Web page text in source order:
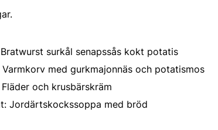
Bratwurst surkål senapssås kokt potatis
Varmkorv med gurkmajonnäs och potatismos
och krusbärskräm
Jordärtskockssoppa med bröd